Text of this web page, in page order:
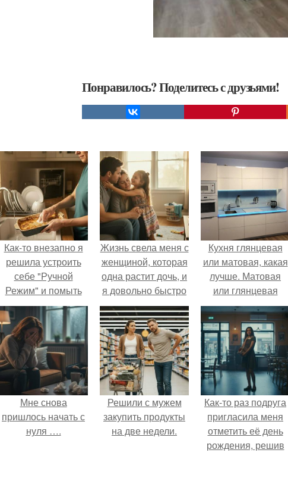
Понравилось? Поделитесь с друзьями!
Как-то внезапно я
решила устроить
себе "Ручной
Режим" и помыть
посуду без помощи
техники.
Жизнь свела меня с
женщиной, которая
одна растит дочь, и
я довольно быстро
привязался к ним
обеим.
Кухня глянцевая
или матовая, какая
лучше. Матовая
или глянцевая
кухня: какая лучше
Мне снова
пришлось начать с
нуля ….
Решили с мужем
закупить продукты
на две недели.
Как-то раз подруга
пригласила меня
отметить её день
рождения, решив